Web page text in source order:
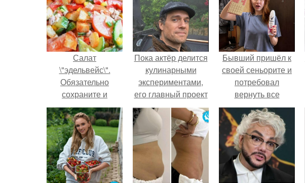
Салат
\"эдельвейс\".
Обязательно
сохраните и
попробуйте.
Пока актёр делится
кулинарными
экспериментами,
его главный проект
сделал серьёзный
шаг вперёд.
Бывший пришёл к
своей сеньорите и
потребовал
вернуть все
подарки.